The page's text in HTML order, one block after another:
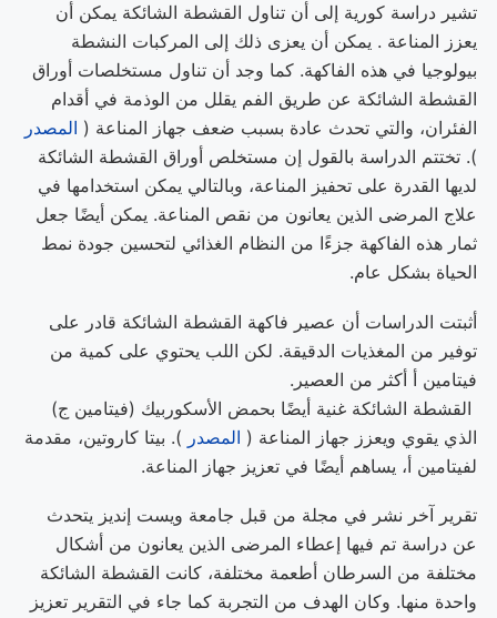
تشير دراسة كورية إلى أن تناول القشطة الشائكة يمكن أن
يعزز المناعة . يمكن أن يعزى ذلك إلى المركبات النشطة
بيولوجيا في هذه الفاكهة. كما وجد أن تناول مستخلصات أوراق
القشطة الشائكة عن طريق الفم يقلل من الوذمة في أقدام
الفئران، والتي تحدث عادة بسبب ضعف جهاز المناعة ( المصدر
). تختتم الدراسة بالقول إن مستخلص أوراق القشطة الشائكة
لديها القدرة على تحفيز المناعة، وبالتالي يمكن استخدامها في
علاج المرضى الذين يعانون من نقص المناعة. يمكن أيضًا جعل
ثمار هذه الفاكهة جزءًا من النظام الغذائي لتحسين جودة نمط
الحياة بشكل عام.
أثبتت الدراسات أن عصير فاكهة القشطة الشائكة قادر على
توفير من المغذيات الدقيقة. لكن اللب يحتوي على كمية من
فيتامين أ أكثر من العصير.
القشطة الشائكة غنية أيضًا بحمض الأسكوربيك (فيتامين ج)
الذي يقوي ويعزز جهاز المناعة ( المصدر ). بيتا كاروتين، مقدمة
لفيتامين أ، يساهم أيضًا في تعزيز جهاز المناعة.
تقرير آخر نشر في مجلة من قبل جامعة ويست إنديز يتحدث
عن دراسة تم فيها إعطاء المرضى الذين يعانون من أشكال
مختلفة من السرطان أطعمة مختلفة، كانت القشطة الشائكة
واحدة منها. وكان الهدف من التجربة كما جاء في التقرير تعزيز